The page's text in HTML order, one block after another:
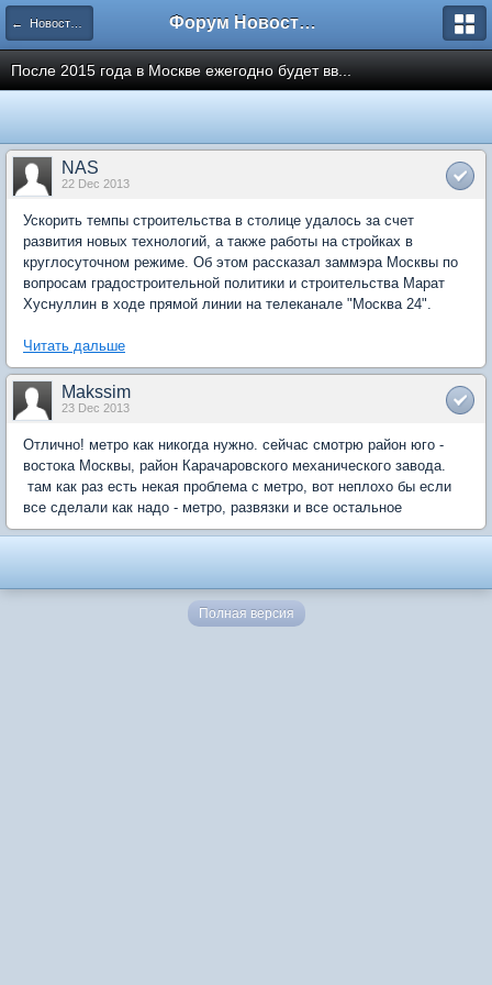
← Новости рынка недвижимости Форум Новостройки
После 2015 года в Москве ежегодно будет вв...
NAS
22 Dec 2013
Ускорить темпы строительства в столице удалось за счет
развития новых технологий, а также работы на стройках в
круглосуточном режиме. Об этом рассказал заммэра Москвы по
вопросам градостроительной политики и строительства Марат
Хуснуллин в ходе прямой линии на телеканале "Москва 24".
Читать дальше
Makssim
23 Dec 2013
Отлично! метро как никогда нужно. сейчас смотрю район юго -
востока Москвы, район Карачаровского механического завода.
там как раз есть некая проблема с метро, вот неплохо бы если
все сделали как надо - метро, развязки и все остальное
Полная версия